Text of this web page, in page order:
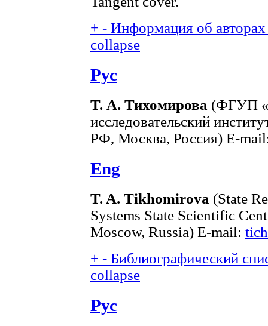
+ - Информация об
collapse
Рус
Т. А. Тихомирова (ФГУП
исследовательский
РФ, Москва, Россия) E-
Eng
T. A. Tikhomirova (State
Systems State Scientific
Moscow, Russia) E-mail:
+ - Библиографический
collapse
Рус